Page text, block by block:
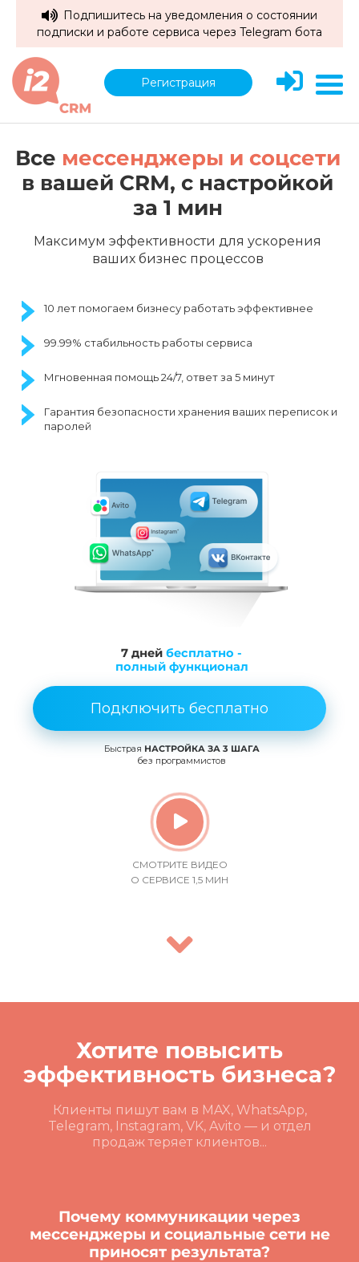
Подпишитесь на уведомления о состоянии
подписки и работе сервиса через Telegram бота
Регистрация
Все мессенджеры и соцсети
в вашей CRM, c настройкой
за 1 мин
Максимум эффективности для ускорения
ваших бизнес процессов
10 лет помогаем бизнесу работать эффективнее
99.99% стабильность работы сервиса
Мгновенная помощь 24/7, ответ за 5 минут
Гарантия безопасности хранения ваших переписок и
паролей
7 дней бесплатно -
полный функционал
Подключить бесплатно
Быстрая НАСТРОЙКА ЗА 3 ШАГА
без программистов
СМОТРИТЕ ВИДЕО
О СЕРВИСЕ 1,5 МИН
Хотите повысить
эффективность бизнеса?
Клиенты пишут вам в MAX, WhatsApp,
Telegram, Instagram, VK, Avito — и отдел
продаж теряет клиентов...
Почему коммуникации через
мессенджеры и социальные сети не
приносят результата?